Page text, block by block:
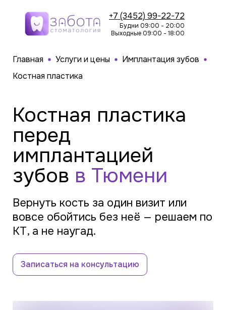
+7 (3452) 99-22-72
Будни 09:00 - 20:00
Выходные 09:00 - 18:00
Главная Услуги и цены
Имплантация зубов
Костная пластика
Костная пластика
перед
имплантацией
зубов в Тюмени
Вернуть кость за один визит или
вовсе обойтись без неё — решаем по
КТ, а не наугад.
Записаться на консультацию